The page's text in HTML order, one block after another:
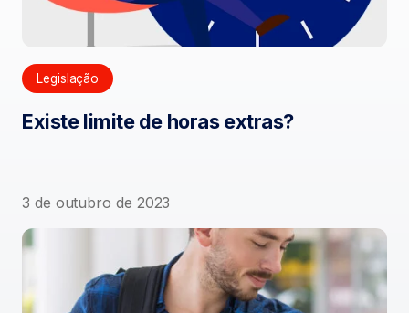
Legislação
Existe limite de horas extras?
3 de outubro de 2023